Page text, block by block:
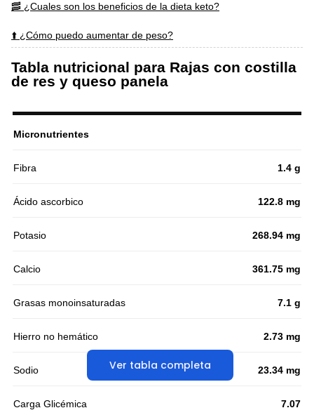
🥓 ¿Cuales son los beneficios de la dieta keto?
⬆️ ¿Cómo puedo aumentar de peso?
Tabla nutricional para Rajas con costilla
de res y queso panela
Ver tabla completa
Micronutrientes
Fibra 1.4 g
Ácido ascorbico 122.8 mg
Potasio 268.94 mg
Calcio 361.75 mg
Grasas monoinsaturadas 7.1 g
Hierro no hemático 2.73 mg
Sodio 23.34 mg
Carga Glicémica 7.07